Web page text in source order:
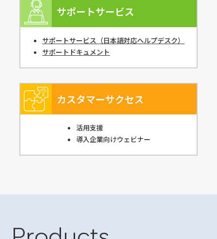
サポートサービス
サポートサービス（⽇本語対応ヘルプデスク）
サポートドキュメント
カスタマーサクセス
活用支援
導入企業向けウェビナー